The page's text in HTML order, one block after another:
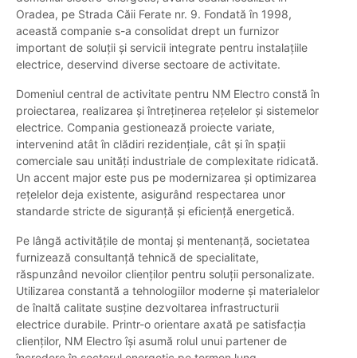
Oradea, pe Strada Căii Ferate nr. 9. Fondată în 1998,
această companie s-a consolidat drept un furnizor
important de soluții și servicii integrate pentru instalațiile
electrice, deservind diverse sectoare de activitate.
Domeniul central de activitate pentru NM Electro constă în
proiectarea, realizarea și întreținerea rețelelor și sistemelor
electrice. Compania gestionează proiecte variate,
intervenind atât în clădiri rezidențiale, cât și în spații
comerciale sau unități industriale de complexitate ridicată.
Un accent major este pus pe modernizarea și optimizarea
rețelelor deja existente, asigurând respectarea unor
standarde stricte de siguranță și eficiență energetică.
Pe lângă activitățile de montaj și mentenanță, societatea
furnizează consultanță tehnică de specialitate,
răspunzând nevoilor clienților pentru soluții personalizate.
Utilizarea constantă a tehnologiilor moderne și materialelor
de înaltă calitate susține dezvoltarea infrastructurii
electrice durabile. Printr-o orientare axată pe satisfacția
clienților, NM Electro își asumă rolul unui partener de